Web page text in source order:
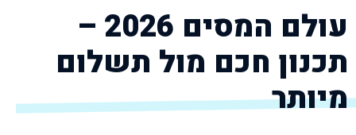
עולם המסים 2026 –
תכנון חכם מול תשלום
מיותר